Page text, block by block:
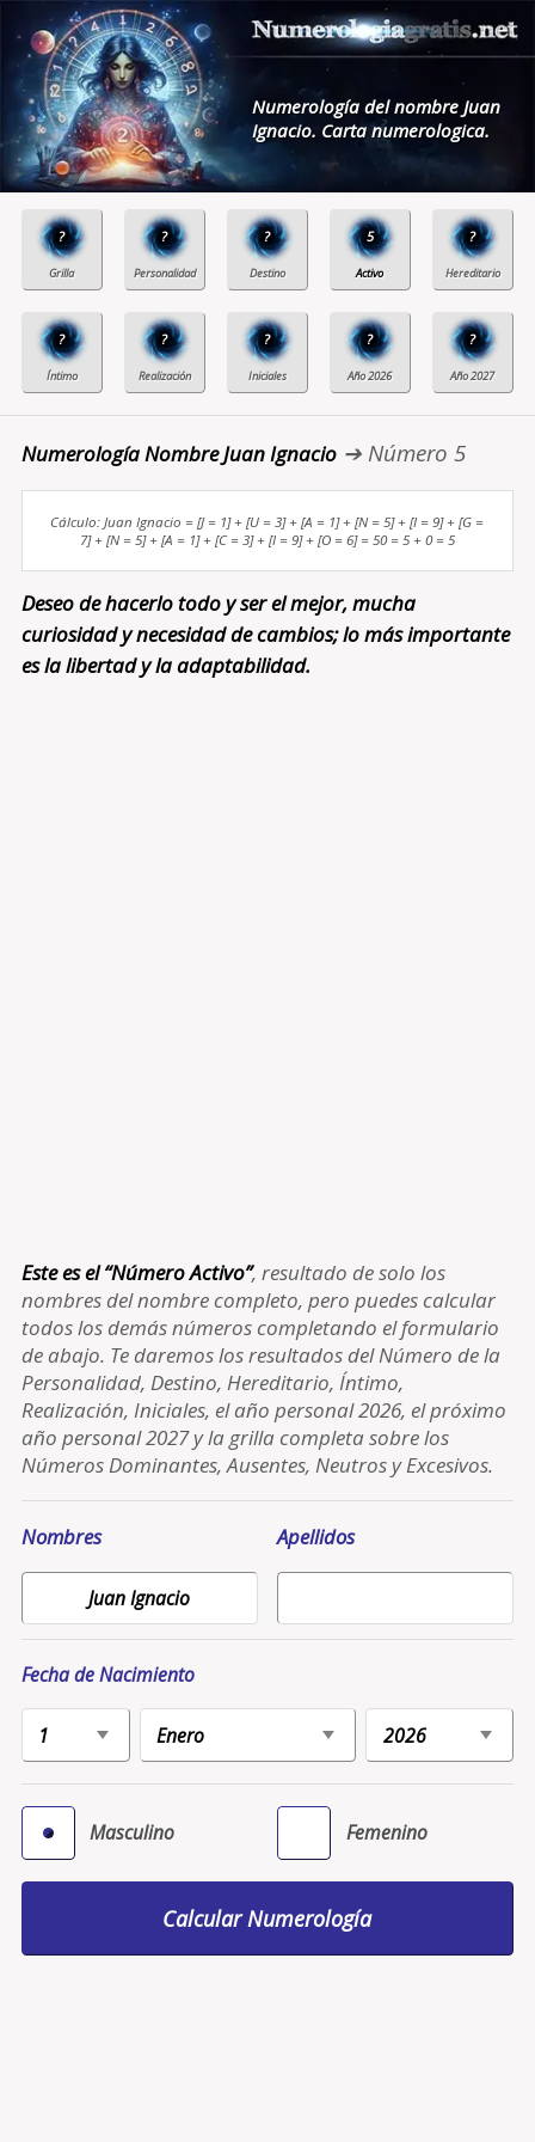
Numerología del nombre Juan
Ignacio. Carta numerologica.
? ? ? 5 ?
? ? ? ? ?
Numerología Nombre Juan Ignacio➔ Número 5
Cálculo: Juan Ignacio = [J = 1] + [U = 3] + [A = 1] + [N = 5] + [I = 9] + [G =
7] + [N = 5] + [A = 1] + [C = 3] + [I = 9] + [O = 6] = 50 = 5 + 0 = 5
Deseo de hacerlo todo y ser el mejor, mucha
curiosidad y necesidad de cambios; lo más importante
es la libertad y la adaptabilidad.
Este es el “Número Activo”, resultado de solo los
nombres del nombre completo, pero puedes calcular
todos los demás números completando el formulario
de abajo. Te daremos los resultados del Número de la
Personalidad, Destino, Hereditario, Íntimo,
Realización, Iniciales, el año personal 2026, el próximo
año personal 2027 y la grilla completa sobre los
Números Dominantes, Ausentes, Neutros y Excesivos.
Nombres Apellidos
Fecha de Nacimiento
Masculino Femenino